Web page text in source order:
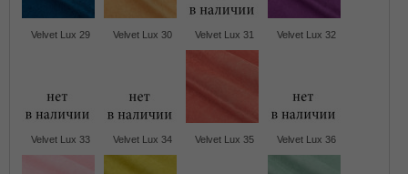
Velvet Lux 29 Velvet Lux 30 Velvet Lux 31 Velvet Lux 32
Velvet Lux 33 Velvet Lux 34 Velvet Lux 35 Velvet Lux 36